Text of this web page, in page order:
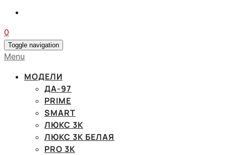
0
Toggle navigation
Menu
МОДЕЛИ
ДА-97
PRIME
SMART
ЛЮКС 3К
ЛЮКС 3К БЕЛАЯ
PRO 3K